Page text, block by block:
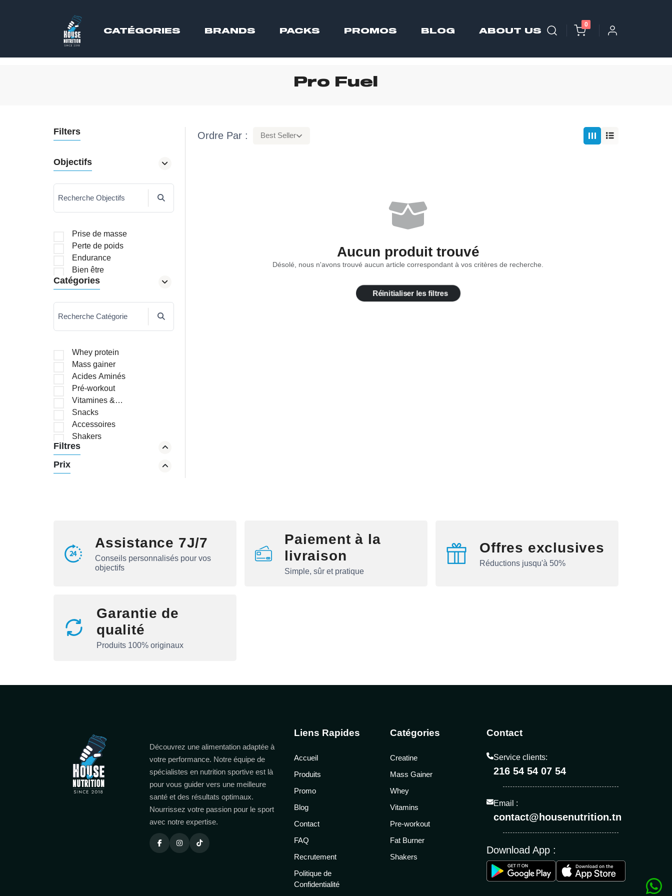
CATÉGORIES BRANDS PACKS PROMOS BLOG ABOUT US
0
Pro Fuel
Filters
Objectifs
Recherche Objectifs
Prise de masse
Perte de poids
Endurance
Bien être
Catégories
Recherche Catégorie
Whey protein
Mass gainer
Acides Aminés
Pré-workout
Vitamines &
Minéraux
Snacks
Accessoires
Shakers
Brûleurs de graisses
Filtres
Prix
Ordre Par : Best Seller
Aucun produit trouvé
Désolé, nous n'avons trouvé aucun article correspondant à vos critères de recherche.
Réinitialiser les filtres
Assistance 7J/7
Conseils personnalisés pour vos
objectifs
Paiement à la
livraison
Simple, sûr et pratique
Offres exclusives
Réductions jusqu'à 50%
Garantie de
qualité
Produits 100% originaux
Découvrez une alimentation adaptée à
votre performance. Notre équipe de
spécialistes en nutrition sportive est là
pour vous guider vers une meilleure
santé et des résultats optimaux.
Nourrissez votre passion pour le sport
avec notre expertise.
Liens Rapides
Accueil
Produits
Promo
Blog
Contact
FAQ
Recrutement
Politique de
Confidentialité
Catégories
Creatine
Mass Gainer
Whey
Vitamins
Pre-workout
Fat Burner
Shakers
Contact
Service clients:
216 54 54 07 54
Email :
contact@housenutrition.tn
Download App :